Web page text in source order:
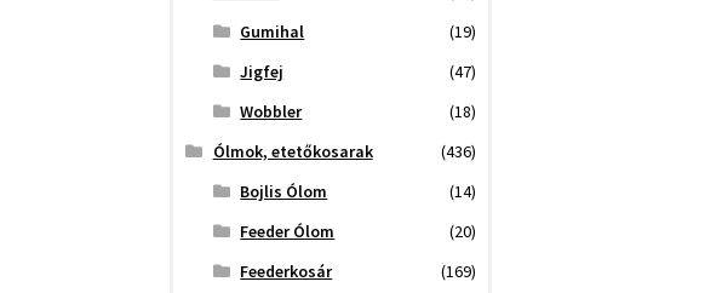
Gumihal
(19)
Jigfej
(47)
Wobbler
(18)
Ólmok, etetőkosarak
(436)
Bojlis Ólom
(14)
Feeder Ólom
(20)
Feederkosár
(169)